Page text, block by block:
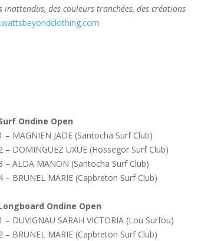
des couleurs tranchées, des créations
Ondine Open
– MAGNIEN JADE (Santocha Surf Club)
– DOMINGUEZ UXUE (Hossegor Surf Club)
– ALDA MANON (Santocha Surf Club)
– BRUNEL MARIE (Capbreton Surf Club)
Ondine Open
– DUVIGNAU SARAH VICTORIA (Lou Surfou)
– BRUNEL MARIE (Capbreton Surf Club)